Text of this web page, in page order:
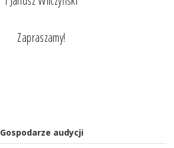
Zapraszamy!
Gospodarze audycji